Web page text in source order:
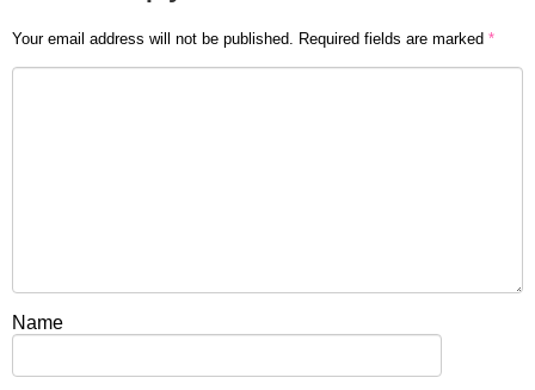
Your email address will not be published. Required fields are marked *
Name